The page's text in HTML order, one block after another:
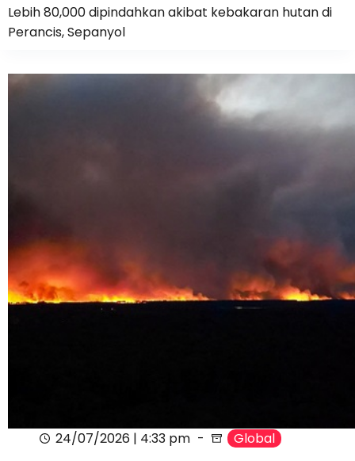
Lebih 80,000 dipindahkan akibat kebakaran hutan di
Perancis, Sepanyol
24/07/2026 | 4:33 pm Global